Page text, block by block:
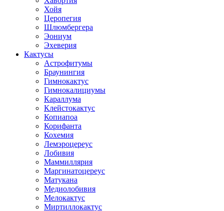
Хойя
Церопегия
Шлюмбергера
Эониум
Эхеверия
Кактусы
Астрофитумы
Браунингия
Гимнокактус
Гимнокалициумы
Караллума
Клейстокактус
Копиапоа
Корифанта
Кохемия
Лемэроцереус
Лобивия
Маммиллярия
Маргинатоцереус
Матукана
Медиолобивия
Мелокактус
Миртиллокактус